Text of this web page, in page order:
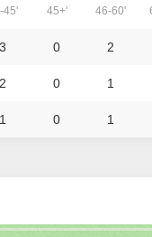
45' 45+' 46-60'
3 0 2
2 0 1
1 0 1